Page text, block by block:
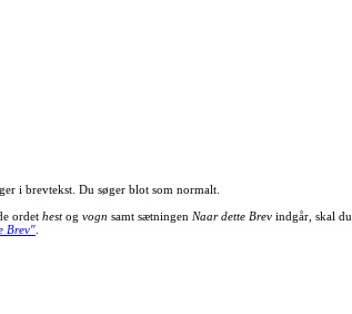
i brevtekst. Du søger blot som normalt.
ordet hestog vogn samt sætningen Naar dette Brevindgår, skal du
Brev".